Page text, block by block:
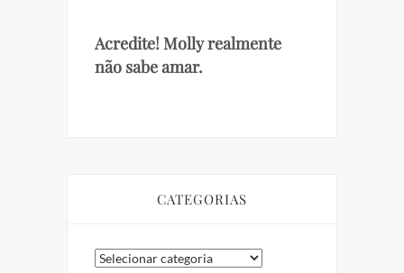
Acredite! Molly realmente
não sabe amar.
CATEGORIAS
Categorias